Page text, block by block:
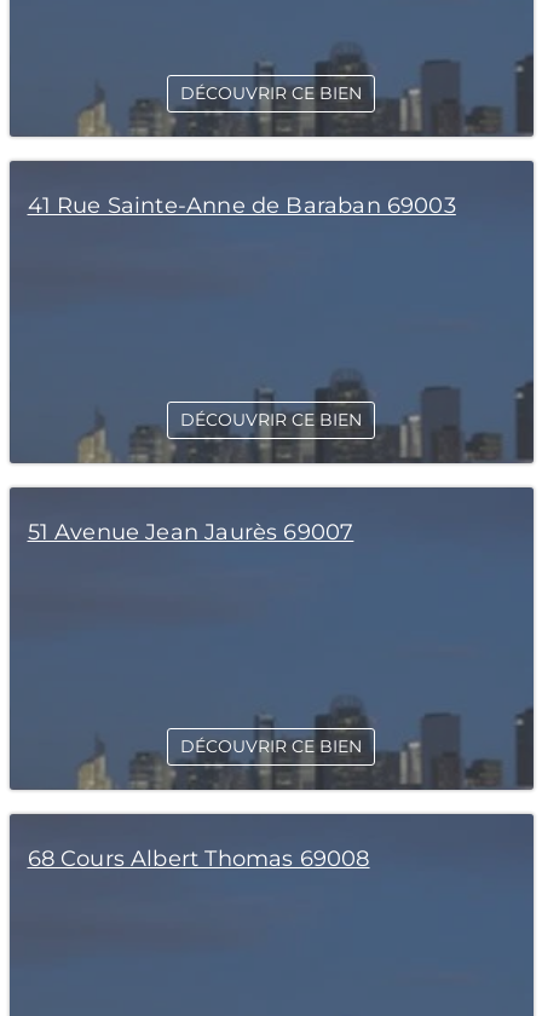
DÉCOUVRIR CE BIEN
41 Rue Sainte-Anne de Baraban 69003
DÉCOUVRIR CE BIEN
51 Avenue Jean Jaurès 69007
DÉCOUVRIR CE BIEN
68 Cours Albert Thomas 69008